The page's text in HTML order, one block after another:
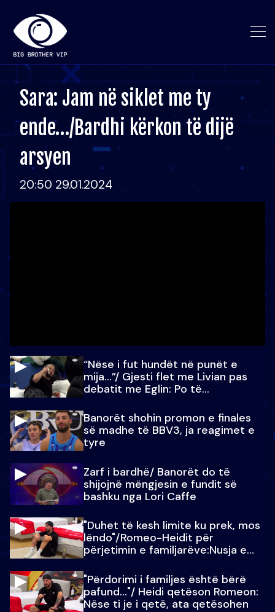
Sara: Jam në siklet me ty
ende…/Bardhi kërkon të dijë
arsyen
20:50 29.01.2024
“Nëse i fut hundët në punët e
mija…”/ Gjesti flet me Livian pas
debatit me Eglin: Po të
Banorët shohin promon e finales
së madhe të BBV3, ja reagimet e
tyre
Zarf i bardhë/ Banorët do të
shijojnë mëngjesin e fundit së
bashku nga Lori Caffe
"Duhet të kesh limite ku prek, mos
lëndo"/Romeo-Heidit për
përjetimin e familjarëve:Nusja e
"Përdorimi i familjes është bërë
pafund…"/ Heidi qetëson Romeon:
Nëse ti je i qetë, ata qetësohen